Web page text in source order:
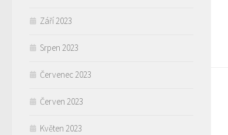
Září 2023
Srpen 2023
Červenec 2023
Červen 2023
Květen 2023